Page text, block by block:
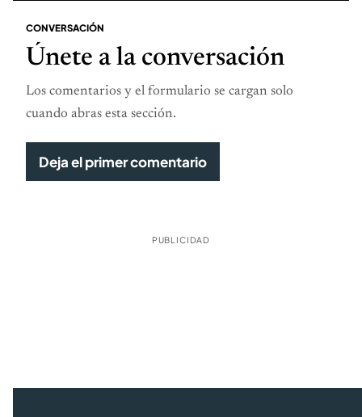
CONVERSACIÓN
Únete a la conversación
Los comentarios y el formulario se cargan solo
cuando abras esta sección.
Deja el primer comentario
PUBLICIDAD